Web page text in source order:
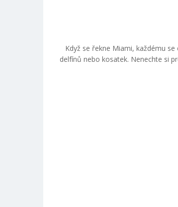
Když se řekne Miami, každému
delfínů nebo kosatek. Nenechte si